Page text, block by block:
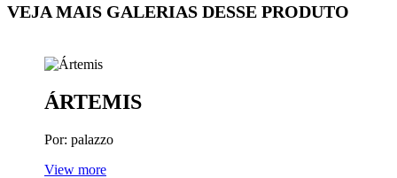
VEJA MAIS GALERIAS DESSE PRODUTO
ÁRTEMIS
Por: palazzo
View more